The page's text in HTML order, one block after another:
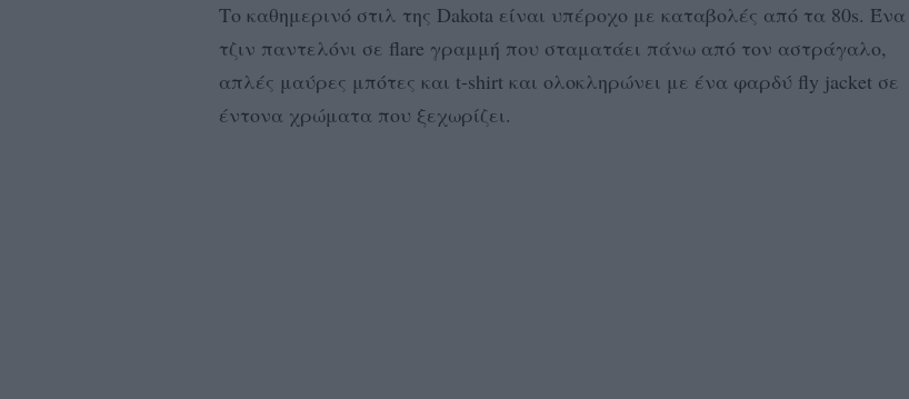
Το καθημερινό στιλ της Dakota είναι υπέροχο με καταβολές από τα 80s. Ένα
τζιν παντελόνι σε flare γραμμή που σταματάει πάνω από τον αστράγαλο,
απλές μαύρες μπότες και t-shirt και ολοκληρώνει με ένα φαρδύ fly jacket σε
έντονα χρώματα που ξεχωρίζει.